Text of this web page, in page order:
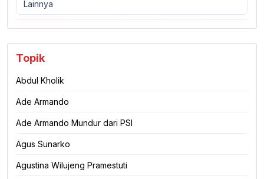
Lainnya
Topik
Abdul Kholik
Ade Armando
Ade Armando Mundur dari PSI
Agus Sunarko
Agustina Wilujeng Pramestuti